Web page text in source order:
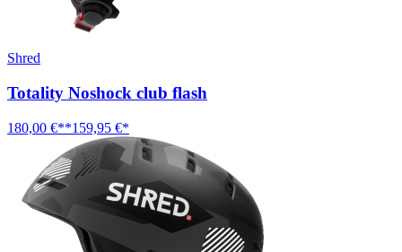
Shred
Totality Noshock club flash
180,00 €**159,95 €*